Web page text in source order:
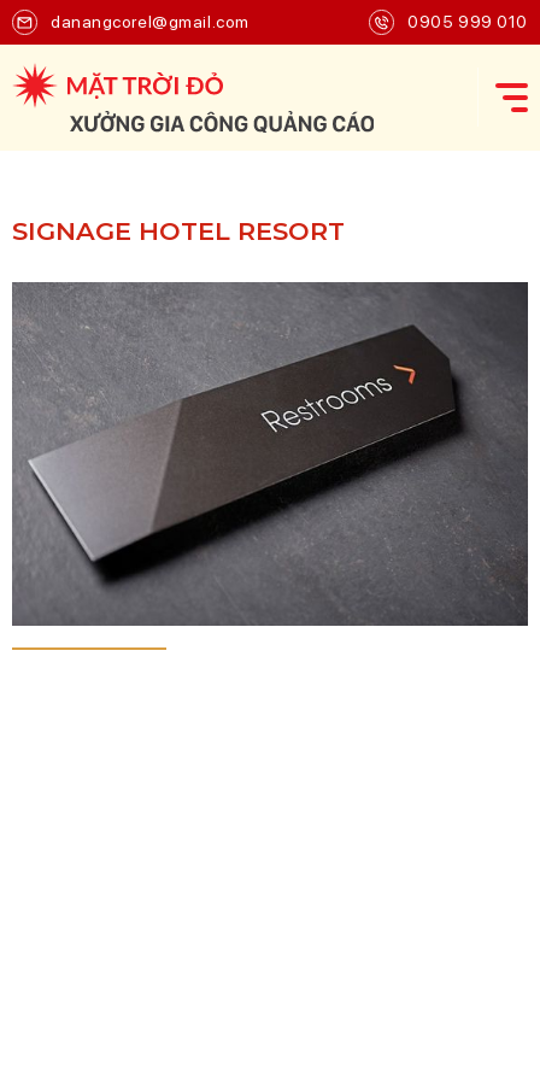
danangcorel@gmail.com 0905 999 010
SIGNAGE HOTEL RESORT